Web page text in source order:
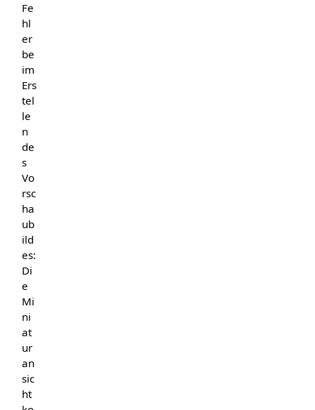
Fe
hl
er
be
im
Ers
tel
le
n
de
s
Vo
rsc
ha
ub
ild
es:
Di
e
Mi
ni
at
ur
an
sic
ht